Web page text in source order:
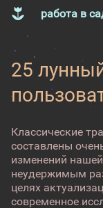
работа в
25
Классические
составлены
изменений
неудержимым
целях
современное